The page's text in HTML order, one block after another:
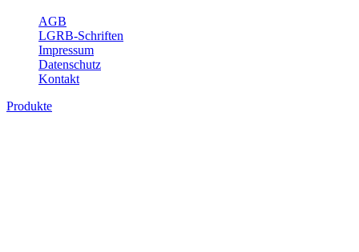
AGB
LGRB-Schriften
Impressum
Datenschutz
Kontakt
Produkte